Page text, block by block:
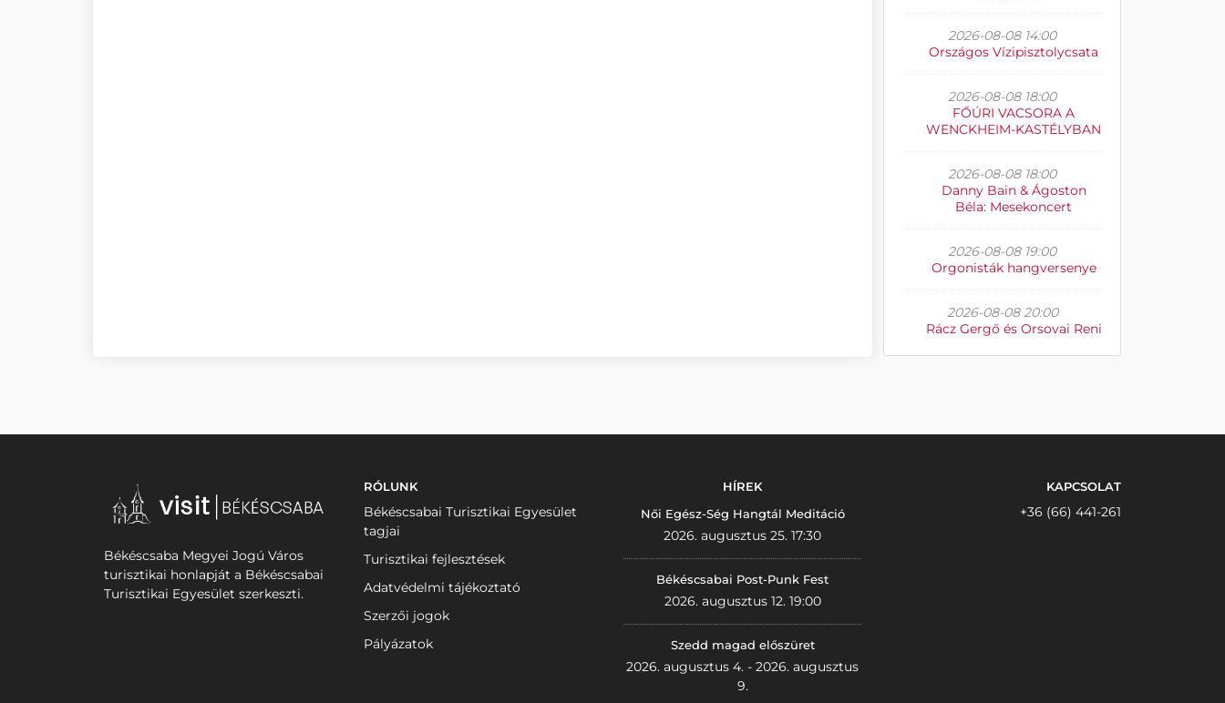
2026-08-08 14:00
Országos Vízipisztolycsata
2026-08-08 18:00
FŐÚRI VACSORA A
WENCKHEIM-KASTÉLYBAN
2026-08-08 18:00
Danny Bain & Ágoston
Béla: Mesekoncert
2026-08-08 19:00
Orgonisták hangversenye
2026-08-08 20:00
Rácz Gergő és Orsovai Reni
Békéscsaba Megyei Jogú Város
turisztikai honlapját a Békéscsabai
Turisztikai Egyesület szerkeszti.
RÓLUNK
Békéscsabai Turisztikai Egyesület
tagjai
Turisztikai fejlesztések
Adatvédelmi tájékoztató
Szerzői jogok
Pályázatok
HÍREK
Női Egész-Ség Hangtál Meditáció
2026. augusztus 25. 17:30
Békéscsabai Post-Punk Fest
2026. augusztus 12. 19:00
Szedd magad előszüret
2026. augusztus 4. - 2026. augusztus
9.
KAPCSOLAT
+36 (66) 441-261